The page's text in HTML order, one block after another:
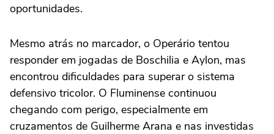
oportunidades.
Mesmo atrás no marcador, o Operário tentou
responder em jogadas de Boschilia e Aylon, mas
encontrou dificuldades para superar o sistema
defensivo tricolor. O Fluminense continuou
chegando com perigo, especialmente em
cruzamentos de Guilherme Arana e nas investidas